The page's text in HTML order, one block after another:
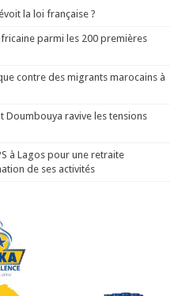
la loi française ?
parmi les 200 premières
contre des migrants marocains à
Doumbouya ravive les tensions
à Lagos pour une retraite
de ses activités